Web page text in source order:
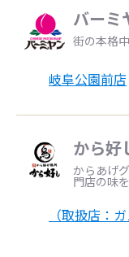
バーミ
街の本格
岐阜公園前店
から好
からあげ
門店の味
（取扱店：